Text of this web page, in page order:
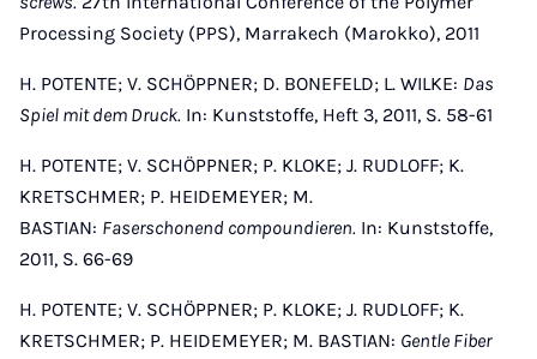
Processing Society (PPS), Marrakech (Marokko), 2011
H. POTENTE; V. SCHÖPPNER; D. BONEFELD; L. WILKE: Das
Spiel mit dem Druck. In: Kunststoffe, Heft 3, 2011, S. 58-61
H. POTENTE; V. SCHÖPPNER; P. KLOKE; J. RUDLOFF; K.
KRETSCHMER; P. HEIDEMEYER; M.
BASTIAN: Faserschonend compoundieren. In: Kunststoffe,
2011, S. 66-69
H. POTENTE; V. SCHÖPPNER; P. KLOKE; J. RUDLOFF; K.
KRETSCHMER; P. HEIDEMEYER; M. BASTIAN: Gentle Fiber